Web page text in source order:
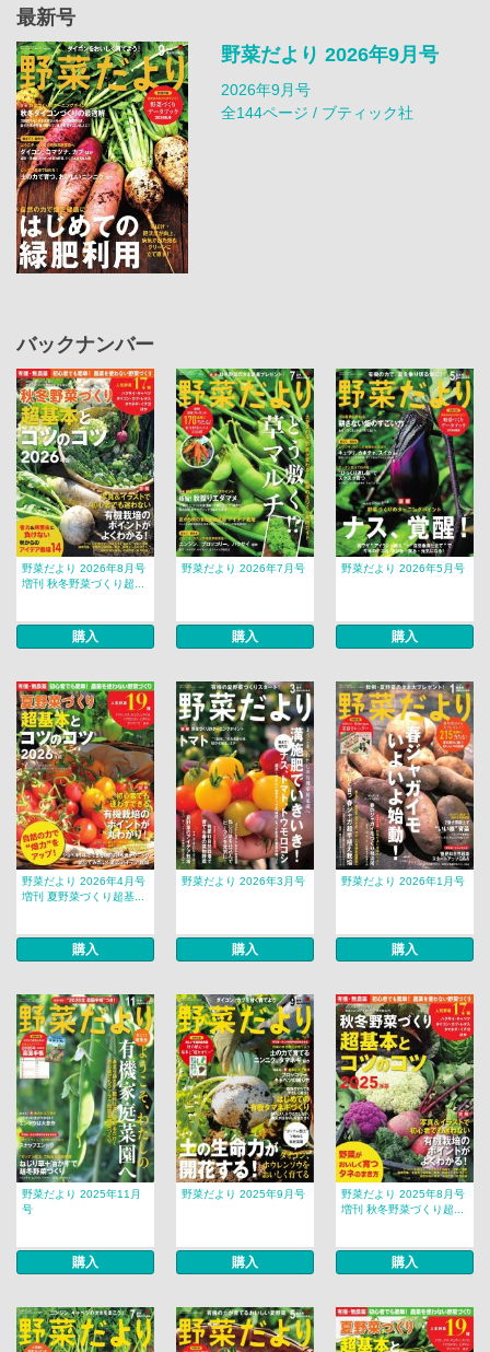
最新号
野菜だより 2026年9月号
2026年9月号
全144ページ / ブティック社
バックナンバー
野菜だより 2026年8月号
増刊 秋冬野菜づくり超...
購入
野菜だより 2026年7月号
購入
野菜だより 2026年5月号
購入
野菜だより 2026年4月号
増刊 夏野菜づくり超基...
購入
野菜だより 2026年3月号
購入
野菜だより 2026年1月号
購入
野菜だより 2025年11月
号
購入
野菜だより 2025年9月号
購入
野菜だより 2025年8月号
増刊 秋冬野菜づくり超...
購入